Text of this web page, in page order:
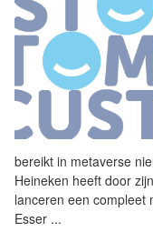
bereikt in metaverse
Heineken heeft door
lanceren een compleet
Esser ...